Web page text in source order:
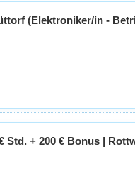
(Elektroniker/in -
Std. + 200 € Bonus |